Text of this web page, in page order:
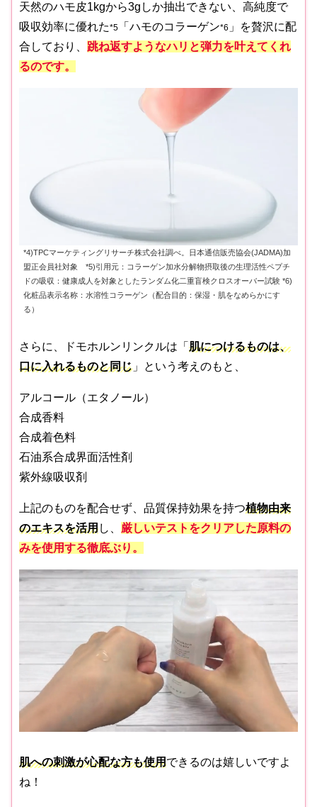
天然のハモ皮1kgから3gしか抽出できない、高純度で
吸収効率に優れた*5 「ハモのコラーゲン*6 」を贅沢に配
合しており、 跳ね返すようなハリと弾力を叶えてくれ
るのです。
*4)TPCマーケティングリサーチ株式会社調べ。日本通信販売協会(JADMA)加
盟正会員社対象 *5)引用元：コラーゲン加水分解物摂取後の生理活性ペプチ
ドの吸収：健康成人を対象としたランダム化二重盲検クロスオーバー試験 *6)
化粧品表示名称：水溶性コラーゲン（配合目的：保湿・肌をなめらかにす
る）
さらに、ドモホルンリンクルは「 肌につけるものは、
口に入れるものと同じ 」という考えのもと、
アルコール（エタノール）
合成香料
合成着色料
石油系合成界面活性剤
紫外線吸収剤
上記のものを配合せず、品質保持効果を持つ植物由来
のエキスを活用し、 厳しいテストをクリアした原料の
みを使用する徹底ぶり。
肌への刺激が心配な方も使用できるのは嬉しいですよ
ね！